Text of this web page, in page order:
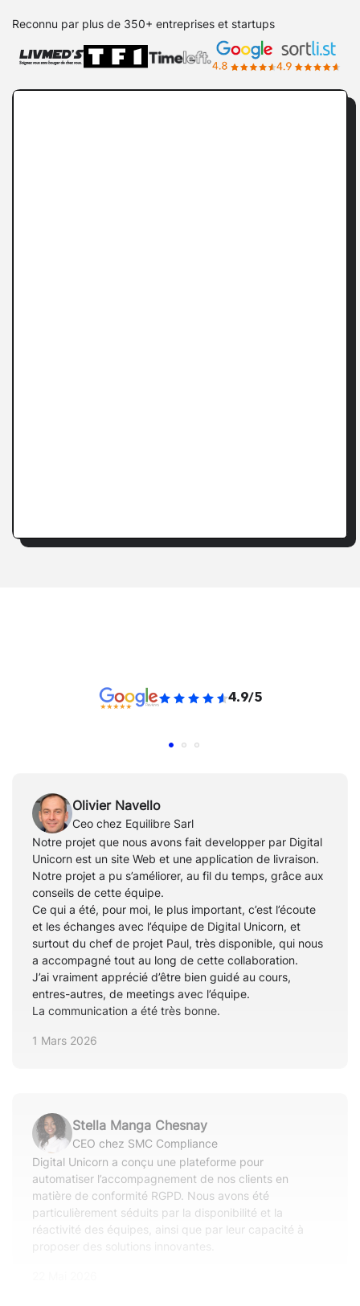
Reconnu par plus de 350+ entreprises et startups
4.9/5
Olivier Navello
Ceo chez Equilibre Sarl
Notre projet que nous avons fait developper par Digital
Unicorn est un site Web et une application de livraison.
Notre projet a pu s’améliorer, au fil du temps, grâce aux
conseils de cette équipe.
Ce qui a été, pour moi, le plus important, c’est l’écoute
et les échanges avec l’équipe de Digital Unicorn, et
surtout du chef de projet Paul, très disponible, qui nous
a accompagné tout au long de cette collaboration.
J’ai vraiment apprécié d’être bien guidé au cours,
entres-autres, de meetings avec l’équipe.
La communication a été très bonne.
1 Mars 2026
Stella Manga Chesnay
CEO chez SMC Compliance
Digital Unicorn a conçu une plateforme pour
automatiser l’accompagnement de nos clients en
matière de conformité RGPD. Nous avons été
particulièrement séduits par la disponibilité et la
réactivité des équipes, ainsi que par leur capacité à
proposer des solutions innovantes.